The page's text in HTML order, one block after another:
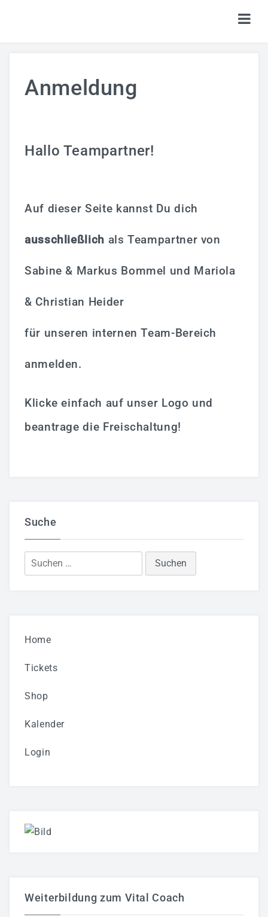
TICKETS
Anmeldung
Hallo Teampartner!
Auf dieser Seite kannst Du dich
ausschließlich als Teampartner von
Sabine & Markus Bommel und Mariola
& Christian Heider
für unseren internen Team-Bereich
anmelden.
Klicke einfach auf unser Logo und
beantrage die Freischaltung!
Suche
Suchen
nach:
Home
Tickets
Shop
Kalender
Login
Weiterbildung zum Vital Coach